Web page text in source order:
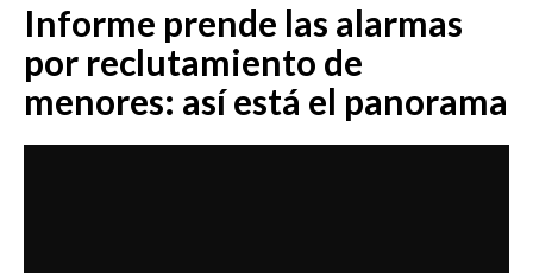
EMISIÓN 7:00 PM
Informe prende las alarmas
por reclutamiento de
menores: así está el panorama